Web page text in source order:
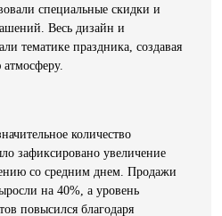
специальные скидки и
Весь дизайн и
тематике праздника, создавая
количество
зафиксировано увеличение
со средним днем. Продажи
на 40%, а уровень
повысился благодаря